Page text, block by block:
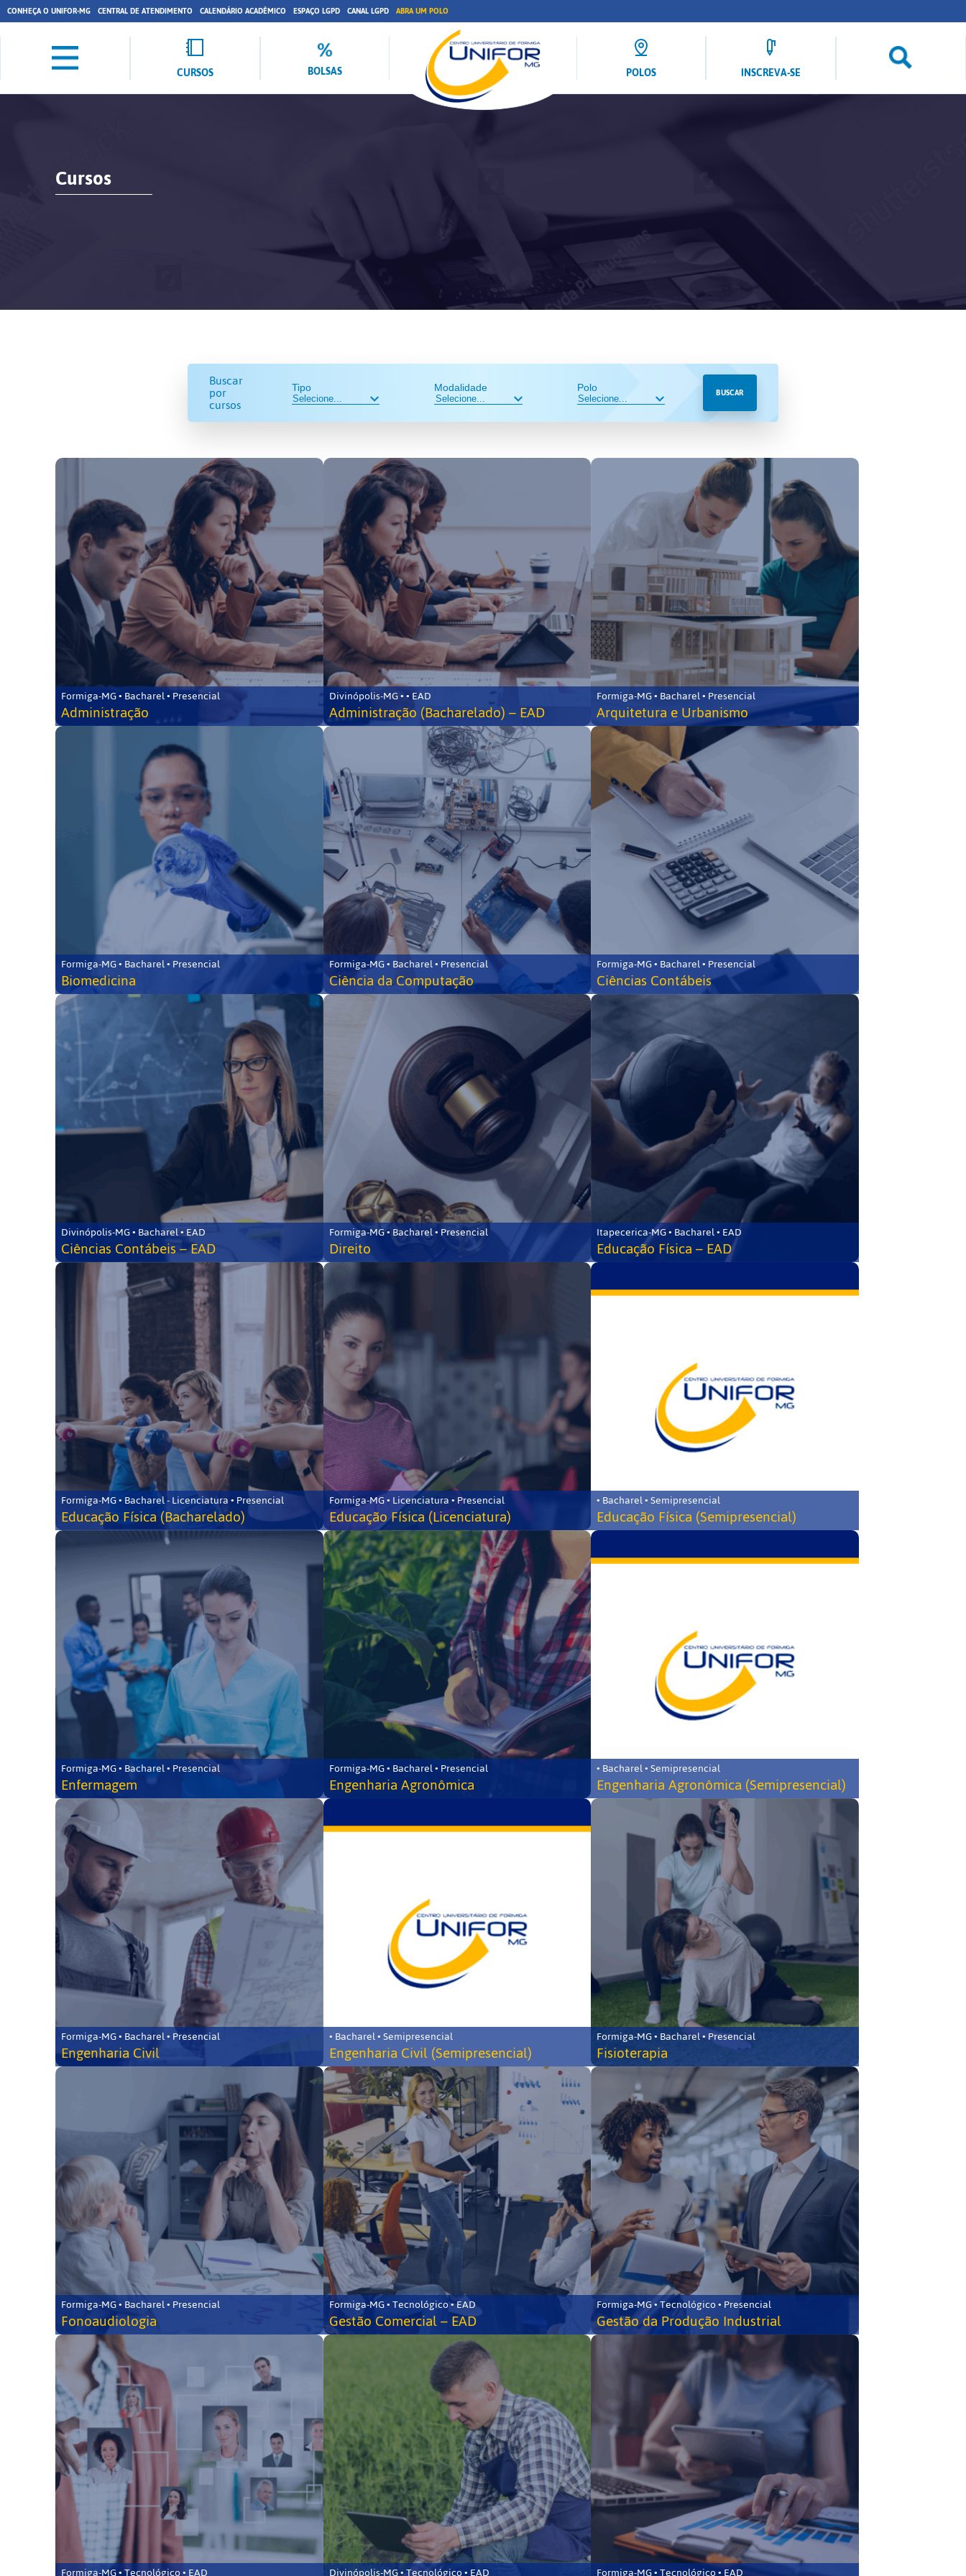
CONHEÇA O UNIFOR-MG CENTRAL DE ATENDIMENTO CALENDÁRIO ACADÊMICO ESPAÇO LGPD CANAL LGPD ABRA UM POLO
CURSOS BOLSAS POLOS INSCREVA-SE
Cursos
Buscar
por
cursos
Tipo Modalidade Polo BUSCAR
Formiga-MG • Bacharel • Presencial
Administração
Divinópolis-MG • • EAD
Administração (Bacharelado) – EAD
Formiga-MG • Bacharel • Presencial
Arquitetura e Urbanismo
Formiga-MG • Bacharel • Presencial
Biomedicina
Formiga-MG • Bacharel • Presencial
Ciência da Computação
Formiga-MG • Bacharel • Presencial
Ciências Contábeis
Divinópolis-MG • Bacharel • EAD
Ciências Contábeis – EAD
Formiga-MG • Bacharel • Presencial
Direito
Itapecerica-MG • Bacharel • EAD
Educação Física – EAD
Formiga-MG • Bacharel - Licenciatura • Presencial
Educação Física (Bacharelado)
Formiga-MG • Licenciatura • Presencial
Educação Física (Licenciatura)
• Bacharel • Semipresencial
Educação Física (Semipresencial)
Formiga-MG • Bacharel • Presencial
Enfermagem
Formiga-MG • Bacharel • Presencial
Engenharia Agronômica
• Bacharel • Semipresencial
Engenharia Agronômica (Semipresencial)
Formiga-MG • Bacharel • Presencial
Engenharia Civil
• Bacharel • Semipresencial
Engenharia Civil (Semipresencial)
Formiga-MG • Bacharel • Presencial
Fisioterapia
Formiga-MG • Bacharel • Presencial
Fonoaudiologia
Formiga-MG • Tecnológico • EAD
Gestão Comercial – EAD
Formiga-MG • Tecnológico • Presencial
Gestão da Produção Industrial